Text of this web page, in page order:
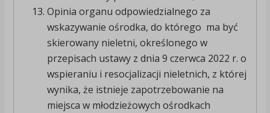
Opinia organu odpowiedzialnego za
wskazywanie ośrodka, do którego ma być
skierowany nieletni, określonego w
przepisach ustawy z dnia 9 czerwca 2022 r. o
wspieraniu i resocjalizacji nieletnich, z której
wynika, że istnieje zapotrzebowanie na
miejsca w młodzieżowych ośrodkach